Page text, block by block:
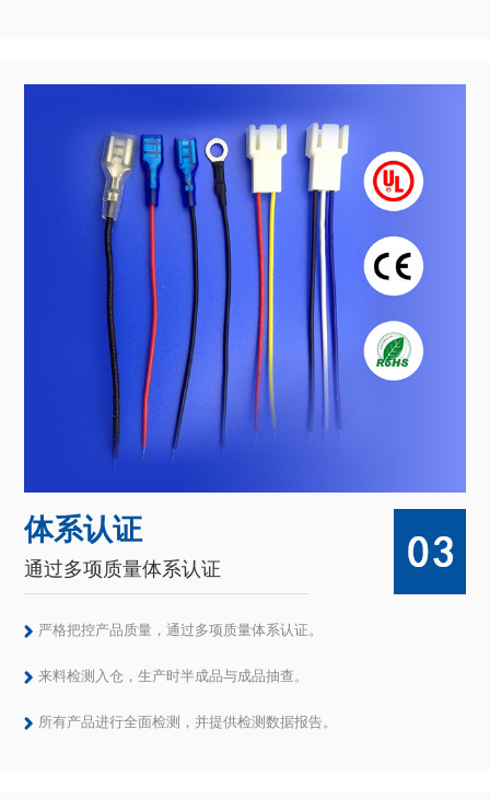
体系认证
通过多项质量体系认证
严格把控产品质量，通过多项质量体系认证。
所有产品进行全面检测，并提供检测数据报告。